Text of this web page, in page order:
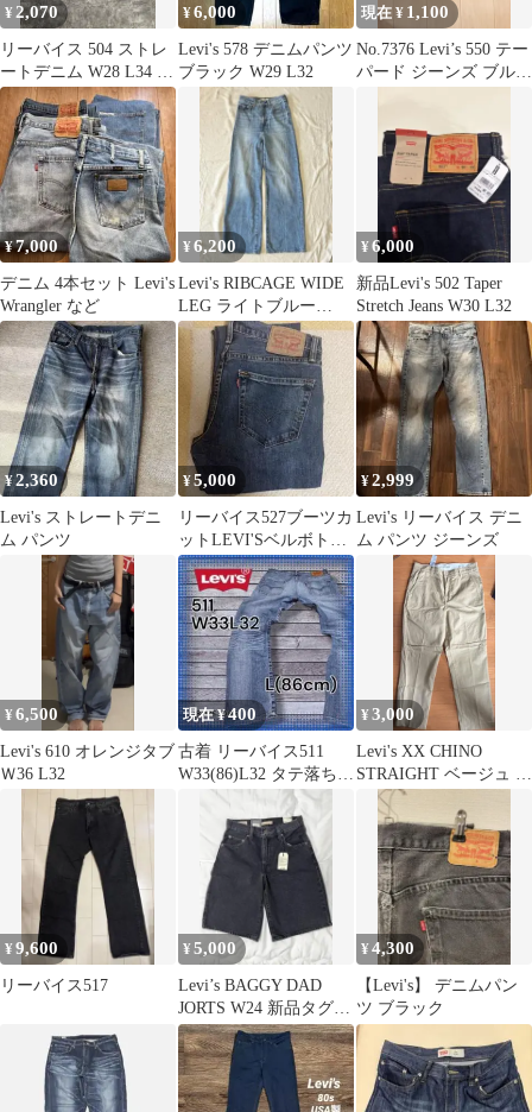
¥ 2,070
リーバイス 504 ストレ
ートデニム W28 L34 濃
紺
¥6,000
Levi's 578 デニムパンツ
ブラック W29 L32
現在 ¥ 1,100
No.7376 Levi’s 550 テー
パード ジーンズ ブルー
¥7,000
デニム 4本セット Levi's
Wrangler など
¥6,200
Levi's RIBCAGE WIDE
LEG ライトブルー
24inch
¥6,000
新品Levi's 502 Taper
Stretch Jeans W30 L32
¥2,360
Levi's ストレートデニ
ム パンツ
¥5,000
リーバイス527ブーツカ
ットLEVI'Sベルボトム
w30
¥2,999
Levi's リーバイス デニ
ム パンツ ジーンズ
¥6,500
Levi's 610 オレンジタブ
Ｗ36 L32
現在 ¥400
古着 リーバイス511
W33(86)L32 タテ落ち
ヒゲ ハチノス フェード
¥3,000
Levi's XX CHINO
STRAIGHT ベージュ パ
ンツ
¥9,600
リーバイス517
¥5,000
Levi’s BAGGY DAD
JORTS W24 新品タグ付
き
¥4,300
【Levi's】 デニムパン
ツ ブラック